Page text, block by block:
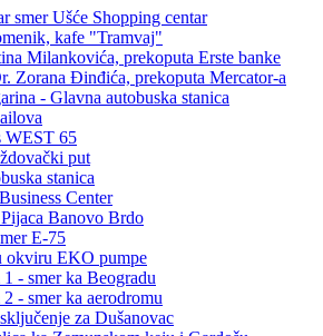
smer Ušće Shopping centar
kafe "Tramvaj"
Milankovića, prekoputa Erste banke
Zorana Đinđića, prekoputa Mercator-a
- Glavna autobuska stanica
WEST 65
put
stanica
Center
Banovo Brdo
E-75
okviru EKO pumpe
- smer ka Beogradu
- smer ka aerodromu
za Dušanovac